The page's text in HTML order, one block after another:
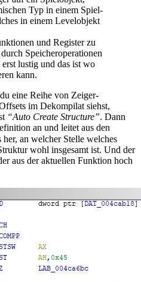
Typ in einem Spiel-
in einem Levelobjekt
und Register zu
Speicheroperationen
lustig und das ist wo
kann.
eine Reihe von Zeiger-
im Dekompilat siehst,
“Auto Create Structure”. Dann
an und leitet aus den
an welcher Stelle welches
wohl insgesamt ist. Und der
aus der aktuellen Funktion hoch